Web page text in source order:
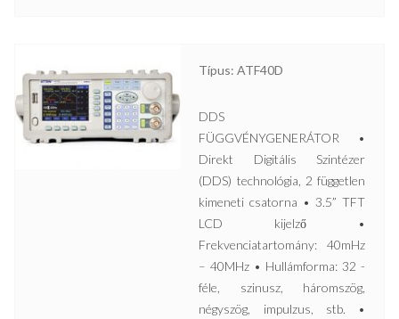
Típus: ATF40D
DDS
FÜGGVÉNYGENERÁTOR •
Direkt Digitális Szintézer
(DDS) technológia, 2 független
kimeneti csatorna • 3.5” TFT
LCD kijelző •
Frekvenciatartomány: 40mHz
– 40MHz • Hullámforma: 32 -
féle, szinusz, háromszög,
négyszög, impulzus, stb. •